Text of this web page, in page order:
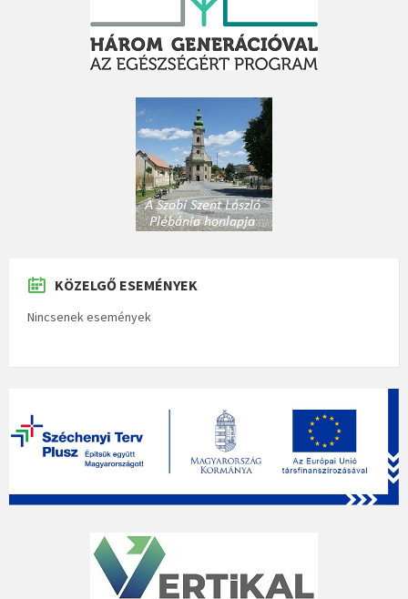
KÖZELGŐ ESEMÉNYEK
Nincsenek események